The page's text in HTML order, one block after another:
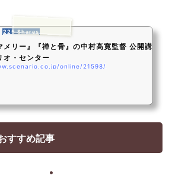
225 Shares
メリー』『禅と骨』の中村高寛監督 公開講
オ・センター
online/21598/
すすめ記事